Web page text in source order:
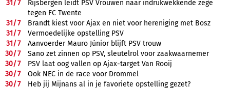
31/7
Rijsbergen leidt PSV Vrouwen naar indrukwekkende zege
tegen FC Twente
31/7
Brandt kiest voor Ajax en niet voor hereniging met Bosz
31/7
Vermoedelijke opstelling PSV
31/7
Aanvoerder Mauro Júnior blijft PSV trouw
30/7
Sano zet zinnen op PSV, sleutelrol voor zaakwaarnemer
30/7
PSV laat oog vallen op Ajax-target Van Rooij
30/7
Ook NEC in de race voor Drommel
30/7
Heb jij Mijnans al in je favoriete opstelling gezet?